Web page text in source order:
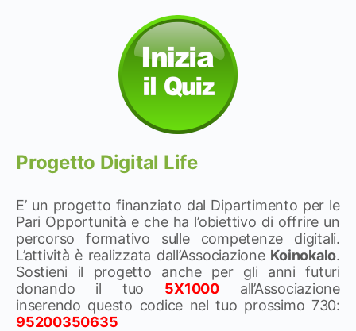
Progetto Digital Life
E’ un progetto finanziato dal Dipartimento per le
Pari Opportunità e che ha l’obiettivo di offrire un
percorso formativo sulle competenze digitali.
L’attività è realizzata dall’Associazione Koinokalo.
Sostieni il progetto anche per gli anni futuri
donando il tuo 5X1000
all’Associazione
inserendo questo codice nel tuo prossimo 730:
95200350635